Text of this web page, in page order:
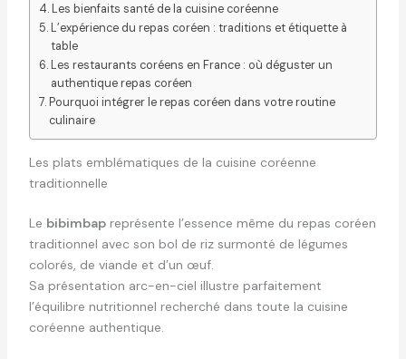
Les bienfaits santé de la cuisine coréenne
L’expérience du repas coréen : traditions et étiquette à
table
Les restaurants coréens en France : où déguster un
authentique repas coréen
Pourquoi intégrer le repas coréen dans votre routine
culinaire
Les plats emblématiques de la cuisine coréenne
traditionnelle
Le bibimbapreprésente l’essence même du repas coréen
traditionnel avec son bol de riz surmonté de légumes
colorés, de viande et d’un œuf.
Sa présentation arc-en-ciel illustre parfaitement
l’équilibre nutritionnel recherché dans toute la cuisine
coréenne authentique.